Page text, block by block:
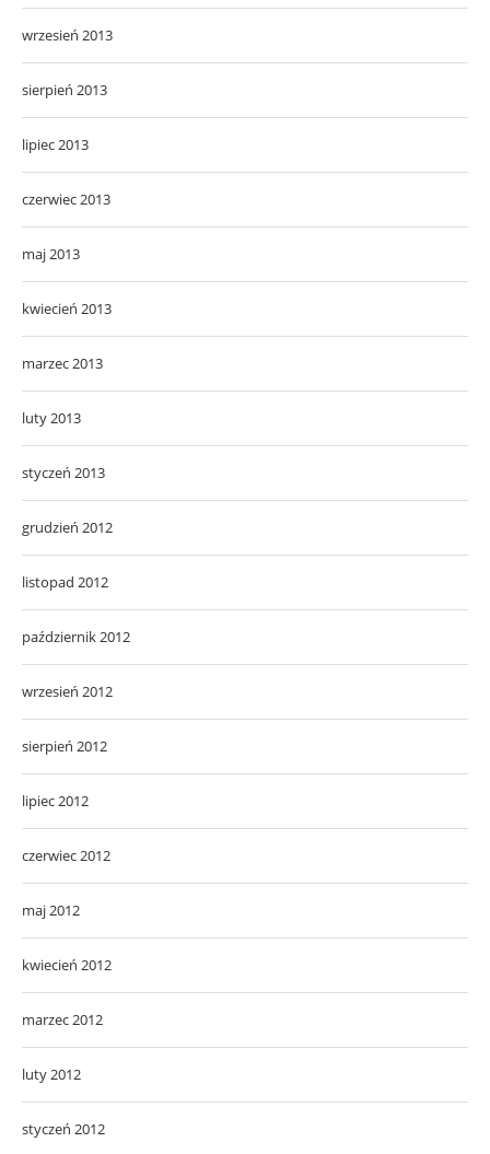
wrzesień 2013
sierpień 2013
lipiec 2013
czerwiec 2013
maj 2013
kwiecień 2013
marzec 2013
luty 2013
styczeń 2013
grudzień 2012
listopad 2012
październik 2012
wrzesień 2012
sierpień 2012
lipiec 2012
czerwiec 2012
maj 2012
kwiecień 2012
marzec 2012
luty 2012
styczeń 2012